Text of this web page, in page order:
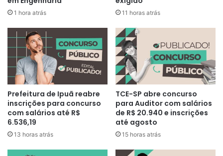
1 hora atrás 11 horas atrás
Prefeitura de Ipuã reabre
inscrições para concurso
com salários até R$
6.536,19
13 horas atrás
TCE-SP abre concurso
para Auditor com salários
de R$ 20.940 e inscrições
até agosto
15 horas atrás